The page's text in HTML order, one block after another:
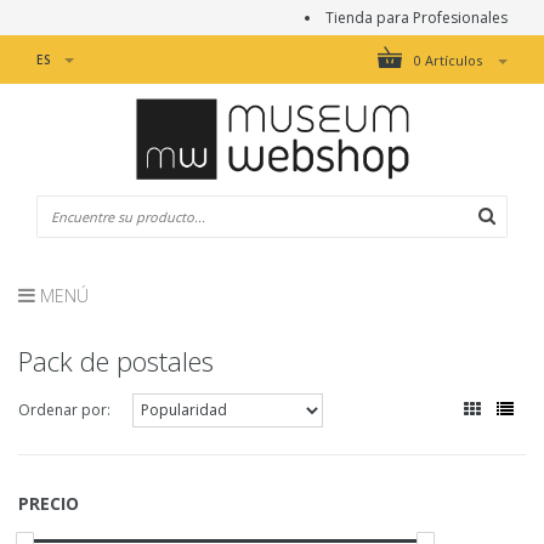
Tienda para Profesionales
0 Artículos
ES
MENÚ
Pack de postales
Ordenar por:
PRECIO